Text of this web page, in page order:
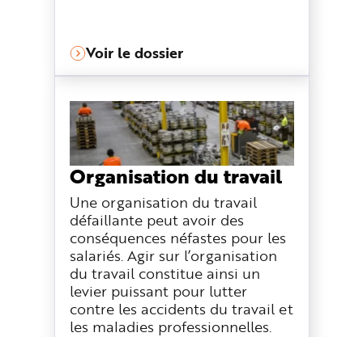
Voir le dossier
Organisation du travail
Une organisation du travail
défaillante peut avoir des
conséquences néfastes pour les
salariés. Agir sur l’organisation
du travail constitue ainsi un
levier puissant pour lutter
contre les accidents du travail et
les maladies professionnelles.